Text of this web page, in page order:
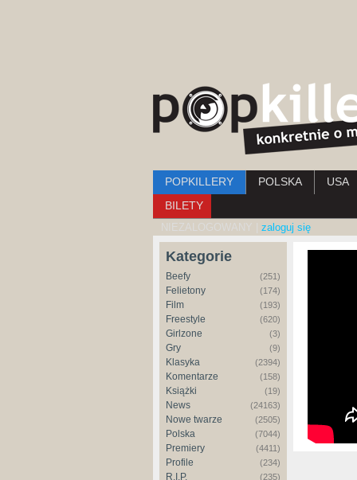
Menu główne
POPKILLERY POLSKA
USA
BILETY
NIEZALOGOWANY | zaloguj się
Kategorie
Beefy (251)
Felietony (174)
Film (193)
Freestyle (620)
Girlzone (3)
Gry (9)
Klasyka (2394)
Komentarze (158)
Książki (19)
News (24163)
Nowe twarze (2505)
Polska (7044)
Premiery (4411)
Profile (234)
R.I.P. (235)